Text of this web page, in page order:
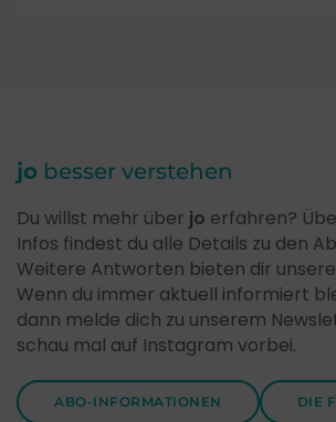
jo besser verstehen
Du willst mehr über jo erfahren?
Infos findest du alle Details zu den
Weitere Antworten bieten dir unsere
Wenn du immer aktuell informiert
dann melde dich zu unserem
schau mal auf Instagram vorbei.
ABO-INFORMATIONEN DIE